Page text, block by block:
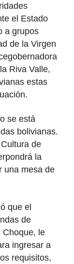
el Estado
a grupos
de la Virgen
Riva Valle,
estas
se está
bolivianas.
de
la
una mesa de
que el
de
Choque, le
ingresar a
requisitos,